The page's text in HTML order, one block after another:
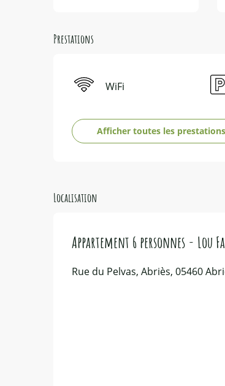
Prestations
WiFi
Afficher toutes les prestations
Localisation
Appartement 6 personnes - Lou
Rue du Pelvas, Abriès, 05460